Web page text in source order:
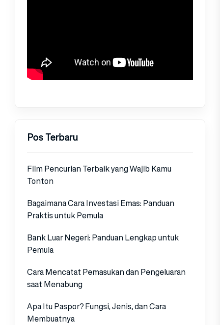
Pos Terbaru
Film Pencurian Terbaik yang Wajib Kamu
Tonton
Bagaimana Cara Investasi Emas: Panduan
Praktis untuk Pemula
Bank Luar Negeri: Panduan Lengkap untuk
Pemula
Cara Mencatat Pemasukan dan Pengeluaran
saat Menabung
Apa Itu Paspor? Fungsi, Jenis, dan Cara
Membuatnya